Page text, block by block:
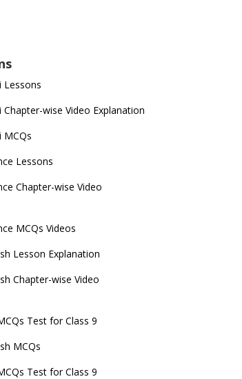
Lessons
Chapter-wise Video Explanation
MCQs
Lessons
Chapter-wise Video
MCQs Videos
Lesson Explanation
Chapter-wise Video
Test for Class 9
MCQs
Test for Class 9